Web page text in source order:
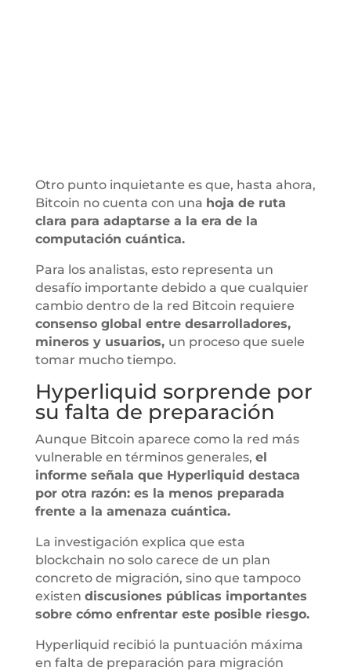
Otro punto inquietante es que, hasta ahora,
Bitcoin no cuenta con una hoja de ruta
clara para adaptarse a la era de la
computación cuántica.
Para los analistas, esto representa un
desafío importante debido a que cualquier
cambio dentro de la red Bitcoin requiere
consenso global entre desarrolladores,
mineros y usuarios, un proceso que suele
tomar mucho tiempo.
Hyperliquid sorprende por
su falta de preparación
Aunque Bitcoin aparece como la red más
vulnerable en términos generales, el
informe señala que Hyperliquid destaca
por otra razón: es la menos preparada
frente a la amenaza cuántica.
La investigación explica que esta
blockchain no solo carece de un plan
concreto de migración, sino que tampoco
existen discusiones públicas importantes
sobre cómo enfrentar este posible riesgo.
Hyperliquid recibió la puntuación máxima
en falta de preparación para migración